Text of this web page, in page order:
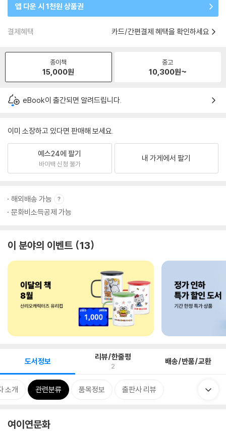
앱 다운 시 1천원 상품권
결제혜택 카드/간편결제 혜택을 확인하세요
종이책
15,000원
중고
10,300원~
eBook이 출간되면 알려드립니다.
이미 소장하고 있다면 판매해 보세요.
예스24에 팔기
바이백 신청 불가
내 가게에서 팔기
해외배송 가능
문화비소득공제 가능
이 분야의 이벤트 13
도서정보 리뷰/한줄평
2 배송/반품/교환
소개 관련분류 품목정보 출판사 리뷰
여이연문화